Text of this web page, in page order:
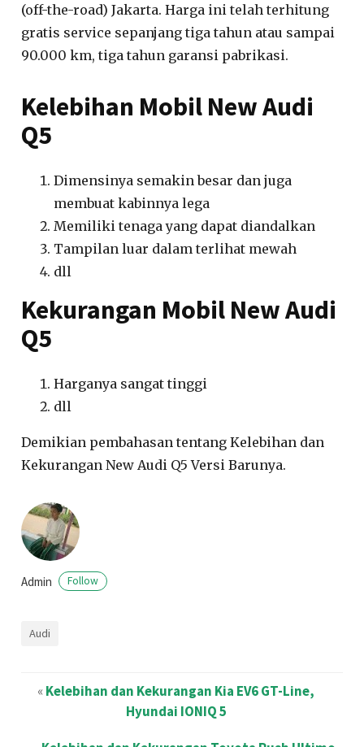
(off-the-road) Jakarta. Harga ini telah terhitung
gratis service sepanjang tiga tahun atau sampai
90.000 km, tiga tahun garansi pabrikasi.
Kelebihan Mobil New Audi
Q5
Dimensinya semakin besar dan juga
membuat kabinnya lega
Memiliki tenaga yang dapat diandalkan
Tampilan luar dalam terlihat mewah
dll
Kekurangan Mobil New Audi
Q5
Harganya sangat tinggi
dll
Demikian pembahasan tentang Kelebihan dan
Kekurangan New Audi Q5 Versi Barunya.
Admin Follow
Audi
«Kelebihan dan Kekurangan Kia EV6 GT-Line,
Hyundai IONIQ 5